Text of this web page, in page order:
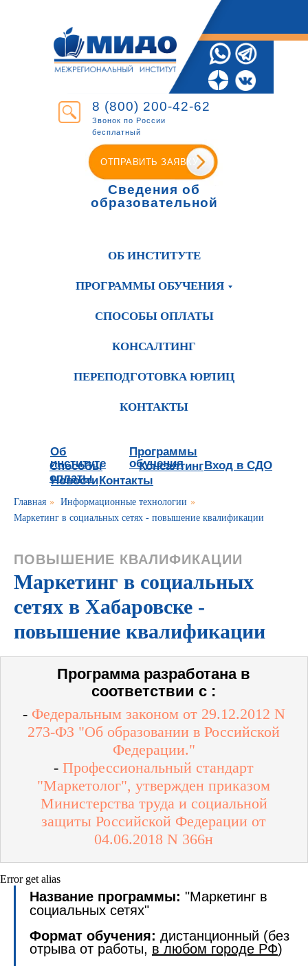
8 (800) 200-42-62
Звонок по России
бесплатный
ОТПРАВИТЬ ЗАЯВКУ
Сведения об
образовательной
ОБ ИНСТИТУТЕ
ПРОГРАММЫ ОБУЧЕНИЯ
СПОСОБЫ ОПЛАТЫ
КОНСАЛТИНГ
ПЕРЕПОДГОТОВКА ЮРЛИЦ
КОНТАКТЫ
Об
институте
Программы
обучения
Способы
оплаты
Консалтинг
Новости
Вход в СДО
Контакты
Главная » Информационные технологии »
Маркетинг в социальных сетях - повышение квалификации
ПОВЫШЕНИЕ КВАЛИФИКАЦИИ
Маркетинг в социальных
сетях в Хабаровске -
повышение квалификации
Программа разработана в
соответствии с :
- Федеральным законом от 29.12.2012 N
273-ФЗ "Об образовании в Российской
Федерации."
- Профессиональный стандарт
"Маркетолог", утвержден приказом
Министерства труда и социальной
защиты Российской Федерации от
04.06.2018 N 366н
Error get alias
Название программы: "Маркетинг в
социальных сетях"
Формат обучения: дистанционный (без
отрыва от работы, в любом городе РФ)